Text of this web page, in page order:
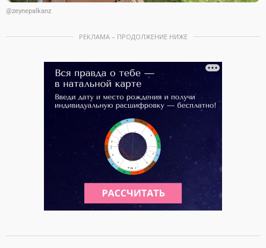
@zeynepalkanz
РЕКЛАМА – ПРОДОЛЖЕНИЕ НИЖЕ